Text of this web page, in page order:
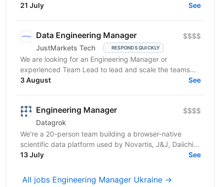
Києві у 2010 році, сьогодні Uklon — це екосистема
21 July See
Data Engineering Manager
JustMarkets Tech RESPONDS QUICKLY
$$$$
We are looking for an Engineering Manager or
experienced Team Lead to lead and scale the teams
building our high-reliability, secure, and linearly
3 August See
Engineering Manager
Datagrok
$$$$
We're a 20-person team building a browser-native
scientific data platform used by Novartis, J&J, Daiichi-
Sankyo, and other top pharma and biotech
13 July See
All jobs Engineering Manager Ukraine →